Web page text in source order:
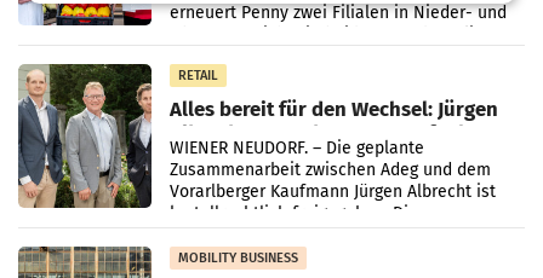
erneuert Penny zwei Filialen in Nieder- und
RETAIL
Alles bereit für den Wechsel: Jürgen
Albrecht setzt ab 1.1.2027 auf Adeg
WIENER NEUDORF. – Die geplante
Zusammenarbeit zwischen Adeg und dem
Vorarlberger Kaufmann Jürgen Albrecht ist
kartellrechtlich freigegeben: Die
Bundeswettbewerbsbehörde und der
Bundeskartellanwalt
MOBILITY BUSINESS